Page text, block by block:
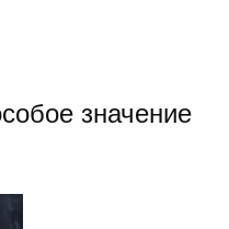
значение